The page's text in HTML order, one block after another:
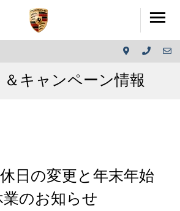
キャンペーン情報
日の変更と年末年始
のお知らせ